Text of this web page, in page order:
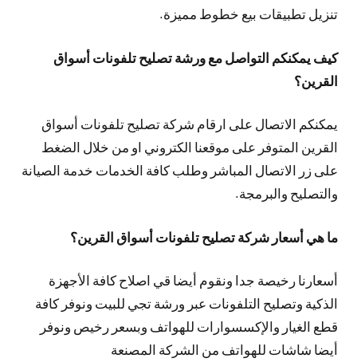
تنزيل تطبيقات بيع خطوط مميزة.
كيف يمكنكم التواصل مع ورشة تصليح تلفونات أسواق
القرين؟
يمكنكم الاتصال على ارقام شركة تصليح تلفونات أسواق
القرين المتوفر على موقعنا الكتروني او من خلال الضغط
على زر الاتصال المباشر وطلب كافة الخدمات خدمة الصيانة
والتصليح والبرمجة.
ما هي أسعار شركة تصليح تلفونات أسواق القرين؟
أسعارنا رخيصة جدا ونقوم أيضا قي اصلاح كافة الأجهزة
الذكية وتصليح التلفونات عبر ورشة تجي للبيت ونوفر كافة
قطع الغيار والإكسسوارات للهواتف وبسعر رخيص ونوفر
أيضا شاشات للهواتف من الشركة المصنعة